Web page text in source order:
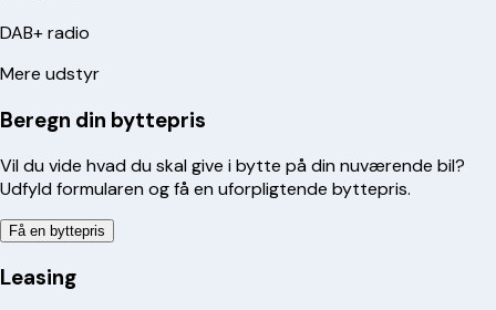
DAB+ radio
Mere udstyr
Beregn din byttepris
Vil du vide hvad du skal give i bytte på din nuværende bil?
Udfyld formularen og få en uforpligtende byttepris.
Få en byttepris
Leasing